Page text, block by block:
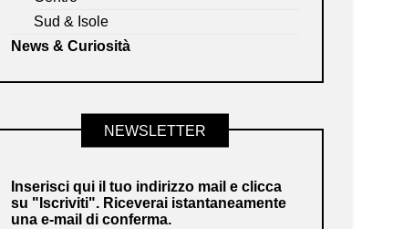
Sud & Isole
News & Curiosità
NEWSLETTER
Inserisci qui il tuo indirizzo mail e clicca
su "Iscriviti". Riceverai istantaneamente
una e-mail di conferma.